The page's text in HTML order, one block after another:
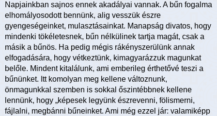
Napjainkban sajnos ennek akadályai vannak. A bűn fogalma
elhomályosodott bennünk, alig vesszük észre
gyengeségeinket, mulasztásainkat. Manapság divatos, hogy
mindenki tökéletesnek, bűn nélkülinek tartja magát, csak a
másik a bűnös. Ha pedig mégis rákényszerülünk annak
elfogadására, hogy vétkeztünk, kimagyarázzuk magunkat
belőle. Mindent kitalálunk, ami emberileg érthetővé teszi a
bűnünket. Itt komolyan meg kellene változnunk,
önmagunkkal szemben is sokkal őszintébbnek kellene
lennünk, hogy „képesek legyünk észrevenni, fölismerni,
fájlalni, megbánni bűneinket. Ami még ezzel jár: valamiképp